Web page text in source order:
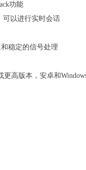
功能
可以进行实时会话
稳定的信号处理
高版本，安卓和